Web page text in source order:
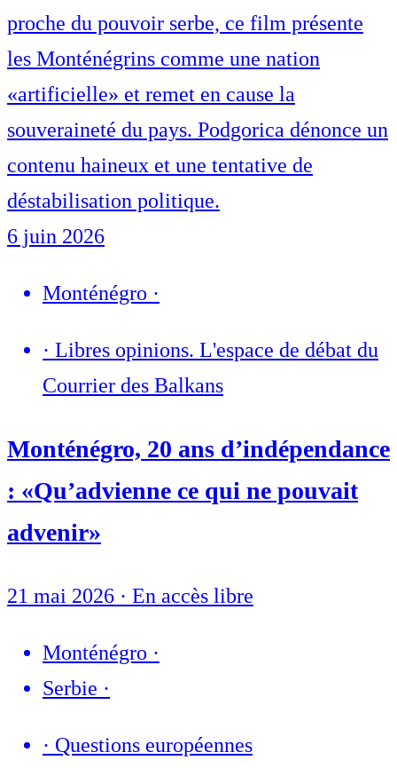
proche du pouvoir serbe, ce film présente
les Monténégrins comme une nation
«artificielle» et remet en cause la
souveraineté du pays. Podgorica dénonce un
contenu haineux et une tentative de
déstabilisation politique.
6 juin 2026
Monténégro ·
· Libres opinions. L'espace de débat du
Courrier des Balkans
Monténégro, 20 ans d’indépendance
: «Qu’advienne ce qui ne pouvait
advenir»
21 mai 2026 · En accès libre
Monténégro ·
Serbie ·
· Questions européennes